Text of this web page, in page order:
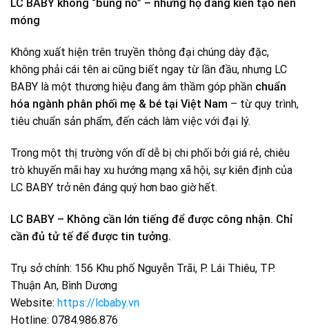
LC BABY không “bùng nổ” – nhưng họ đang kiến tạo nền
móng
Không xuất hiện trên truyền thông đại chúng dày đặc,
không phải cái tên ai cũng biết ngay từ lần đầu, nhưng LC
BABY là một thương hiệu đang âm thầm góp phần chuẩn
hóa ngành phân phối mẹ & bé tại Việt Nam – từ quy trình,
tiêu chuẩn sản phẩm, đến cách làm việc với đại lý.
Trong một thị trường vốn dĩ dễ bị chi phối bởi giá rẻ, chiêu
trò khuyến mãi hay xu hướng mạng xã hội, sự kiên định của
LC BABY trở nên đáng quý hơn bao giờ hết.
LC BABY – Không cần lớn tiếng để được công nhận. Chỉ
cần đủ tử tế để được tin tưởng.
Trụ sở chính: 156 Khu phố Nguyễn Trãi, P. Lái Thiêu, TP.
Thuận An, Bình Dương
Website: https://lcbaby.vn
Hotline: 0784.986.876